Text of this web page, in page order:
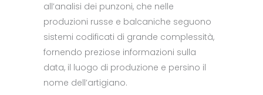
all’analisi dei punzoni, che nelle
produzioni russe e balcaniche seguono
sistemi codificati di grande complessità,
fornendo preziose informazioni sulla
data, il luogo di produzione e persino il
nome dell’artigiano.